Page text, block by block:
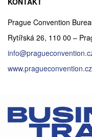
Prague Convention
Rytířská 26, 110 00 –
www.pragueconvention.cz